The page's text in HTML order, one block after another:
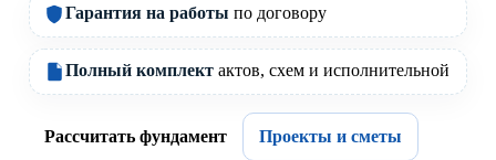
Гарантия на работы по договору
Полный комплект актов, схем и исполнительной
Рассчитать фундамент
Проекты и сметы